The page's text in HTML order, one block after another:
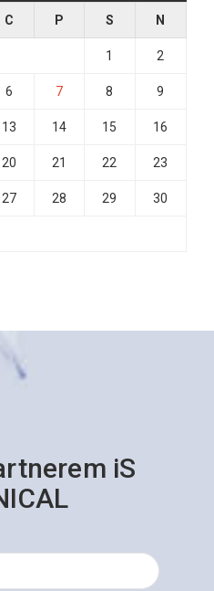
C P S N
1 2
6 7 8 9
13 14 15 16
20 21 22 23
27 28 29 30
iS